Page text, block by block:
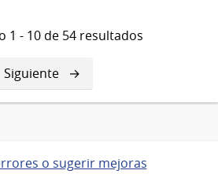
1 - 10 de 54 resultados
Siguiente
página
Siguiente
o sugerir mejoras